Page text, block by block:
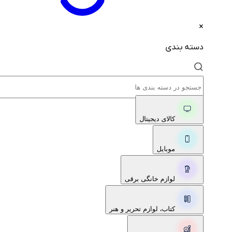
دسته بندی
کالای دیجیتال
موبایل
لوازم خانگی برقی
کتاب، لوازم تحریر و هنر